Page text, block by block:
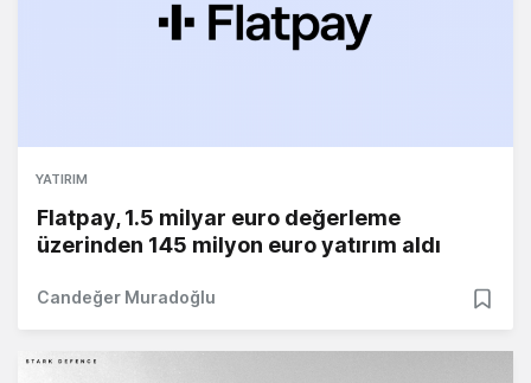
YATIRIM
Flatpay, 1.5 milyar euro değerleme
üzerinden 145 milyon euro yatırım aldı
Candeğer Muradoğlu